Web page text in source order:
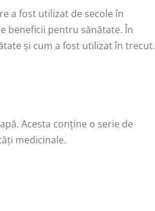
a fost utilizat de secole în
beneficii pentru sănătate. În
și cum a fost utilizat în trecut.
Acesta conține o serie de
medicinale.